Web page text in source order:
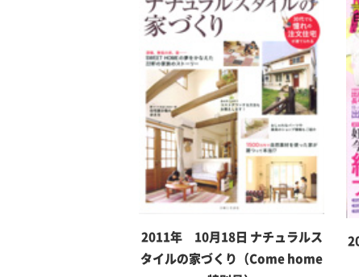
2011年 10月18日 ナチュラルス
タイルの家づくり（Come home